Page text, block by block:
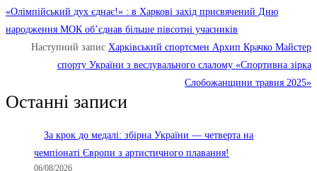
«Олімпійський дух єднає!» : в Харкові захід присвячений Дню
народження МОК об’єднав більше півсотні учасників
Наступний запис Харківський спортсмен Архип Крачко Майстер
спорту України з веслувального слалому «Спортивна зірка
Слобожанщини травня 2025»
Останні записи
За крок до медалі: збірна України — четверта на
чемпіонаті Європи з артистичного плавання!
06/08/2026